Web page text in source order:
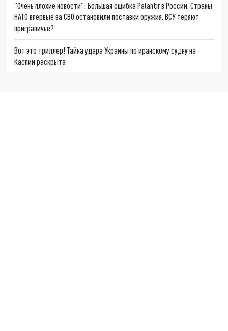
"Очень плохие новости": Большая ошибка Palantir в России. Страны
НАТО впервые за СВО остановили поставки оружия. ВСУ теряют
приграничье?
Вот это триллер! Тайна удара Украины по иранскому судну на
Каспии раскрыта